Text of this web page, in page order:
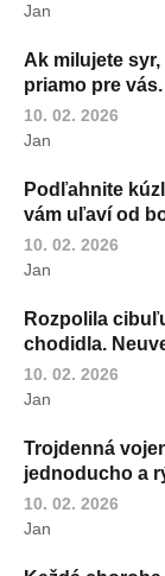
Jan
Ak milujete
priamo pre
10. 02. 2026
Jan
Podľahnite
vám uľaví od
10. 02. 2026
Jan
Rozpolila
chodidla.
10. 02. 2026
Jan
Trojdenná
jednoducho a
10. 02. 2026
Jan